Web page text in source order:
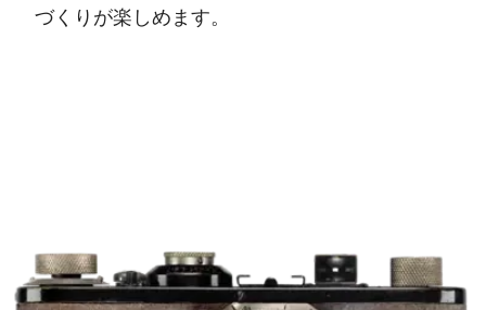
づくりが楽しめます。